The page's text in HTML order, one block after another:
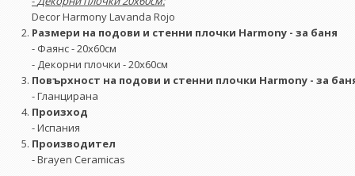
Decor Harmony Lavanda Rojo
Размери на подови и стенни плочки Harmony - за баня
- Фаянс - 20х60см
- Декорни плочки - 20х60см
Повърхност на подови и стенни плочки Harmony - за
- Гланцирана
Произход
- Испания
Производител
- Brayen Ceramicas